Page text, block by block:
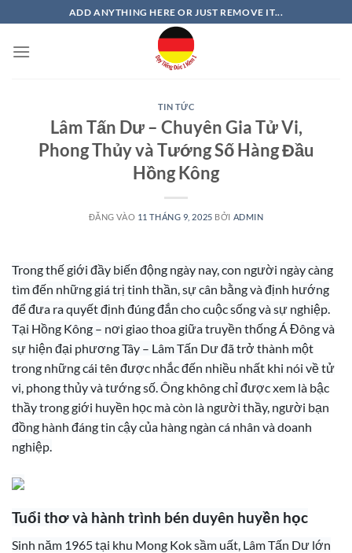
qua
nội
ADD ANYTHING HERE OR JUST REMOVE IT...
TIN TỨC
Lâm Tấn Dư – Chuyên Gia Tử Vi,
Phong Thủy và Tướng Số Hàng Đầu
Hồng Kông
ĐĂNG VÀO 11 THÁNG 9, 2025 BỞI ADMIN
Trong thế giới đầy biến động ngày nay, con người ngày càng
tìm đến những giá trị tinh thần, sự cân bằng và định hướng
để đưa ra quyết định đúng đắn cho cuộc sống và sự nghiệp.
Tại Hồng Kông – nơi giao thoa giữa truyền thống Á Đông và
sự hiện đại phương Tây – Lâm Tấn Dưđã trở thành một
trong những cái tên được nhắc đến nhiều nhất khi nói về tử
vi, phong thủy và tướng số. Ông không chỉ được xem là bậc
thầy trong giới huyền học mà còn là người thầy, người bạn
đồng hành đáng tin cậy của hàng ngàn cá nhân và doanh
nghiệp.
Tuổi thơ và hành trình bén duyên huyền học
Sinh năm 1965 tại khu Mong Kok sầm uất, Lâm Tấn Dư lớn